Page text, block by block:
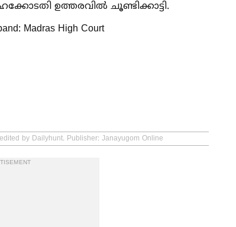
ഉത്തരവില്‍ ചൂണ്ടിക്കാട്ടി.
Madras High Court
by Dailyhunt. Publisher: Janayugom Online